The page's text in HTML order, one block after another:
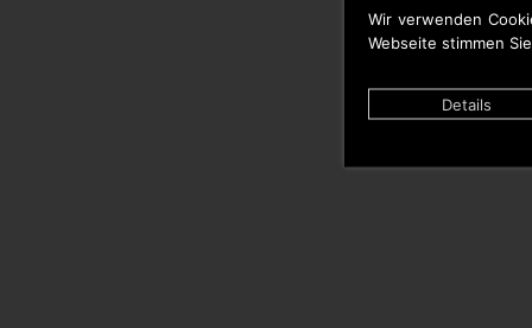
Wir verwenden
Webseite stimmen
Details